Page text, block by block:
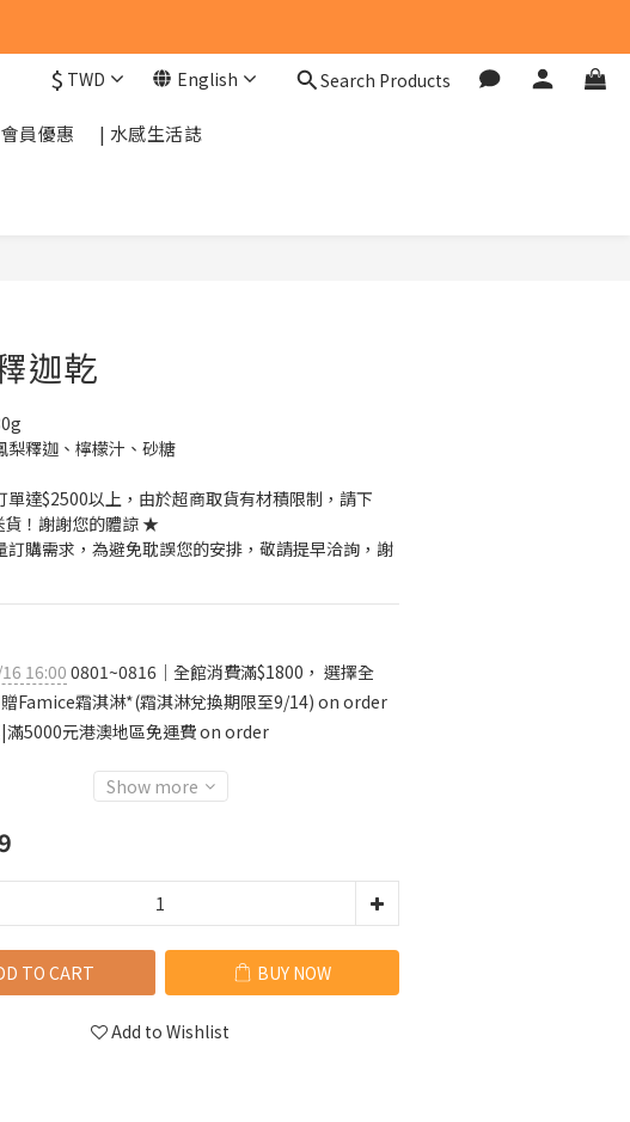
$ TWD English Search Products
會員優惠
| 水感生活誌
迦乾
釋迦、檸檬汁、砂糖
達$2500以上，由於超商取貨有材積限制，請下
貨！謝謝您的體諒 ★
購需求，為避免耽誤您的安排，敬請提早洽詢，謝
16:00 0801~0816｜全館消費滿$1800， 選擇全
Famice霜淇淋*(霜淇淋兌換期限至9/14) on order
滿5000元港澳地區免運費 on order
Show more
TO CART BUY NOW
Add to Wishlist